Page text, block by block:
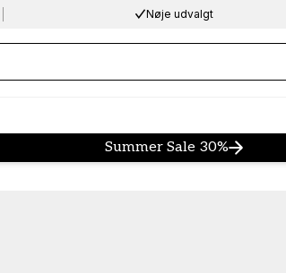
Nøje udvalgt
Summer Sale 30%